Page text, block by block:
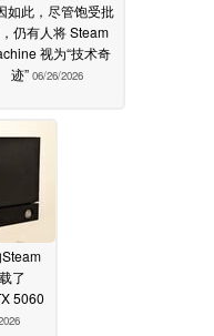
如此，尽管饱受批
仍有人将 Steam
视为“技术奇
迹” 06/26/2026
了
5060